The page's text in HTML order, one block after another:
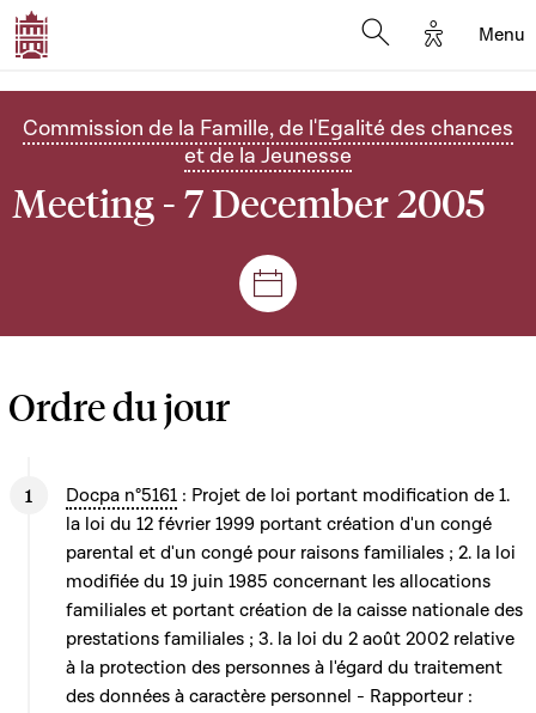
Options
Menu
Commission de la Famille, de l'Egalité des chances
et de la Jeunesse
Meeting - 7 December 2005
Sessions and meetings
Ordre du jour
Docpa n°5161 : Projet de loi portant modification de 1.
la loi du 12 février 1999 portant création d'un congé
parental et d'un congé pour raisons familiales ; 2. la loi
modifiée du 19 juin 1985 concernant les allocations
familiales et portant création de la caisse nationale des
prestations familiales ; 3. la loi du 2 août 2002 relative
à la protection des personnes à l'égard du traitement
des données à caractère personnel - Rapporteur :